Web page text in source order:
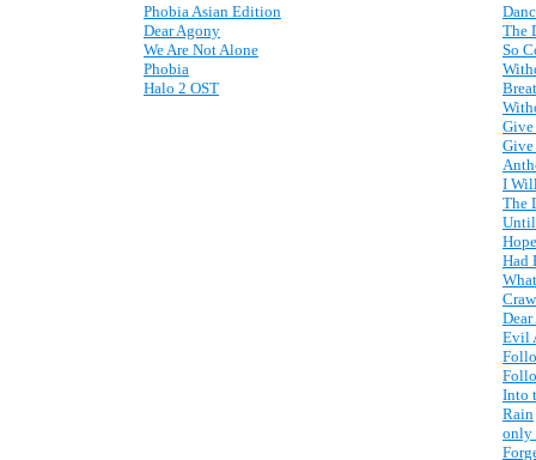
Phobia Asian Edition
Dear Agony
We Are Not Alone
Phobia
Halo 2 OST
The
So
Give
Give
I
The
Had
Evil
Into
Rain
only